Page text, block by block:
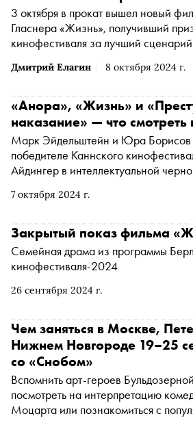
раскрывая для зрителя в новом
людей, и мир сквозь призму
выбрал семь фильмов последних
увидеть
Дмитрий Елагин 8 октября 2024 г.
3 октября в прокат вышел новый
Гласнера «Жизнь», получивший
кинофестиваля за лучший
психологическом состоянии
существования. О том, к каким
позитивным выводам приходит
«Сноба»
7 октября 2024 г.
«Анора», «Жизнь» и
наказание» — что смотреть
Марк Эйдельштейн и Юра Борисов
победителе Каннского
Айдингер в интеллектуальной
Раскольникова в «Преступлении и
26 сентября 2024 г.
Закрытый показ фильма
Семейная драма из программы
кинофестиваля-2024
Чем заняться в Москве,
Нижнем Новгороде 19–25
со «Снобом»
Вспомнить арт-героев
посмотреть на интерпретацию
Моцарта или познакомиться с